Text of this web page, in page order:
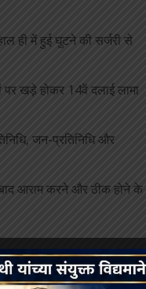
ही में हुई घुटने की सर्जरी से
खड़े होकर 14वें दलाई लामा
जन-प्रतिनिधि और
आराम करने और ठीक होने के